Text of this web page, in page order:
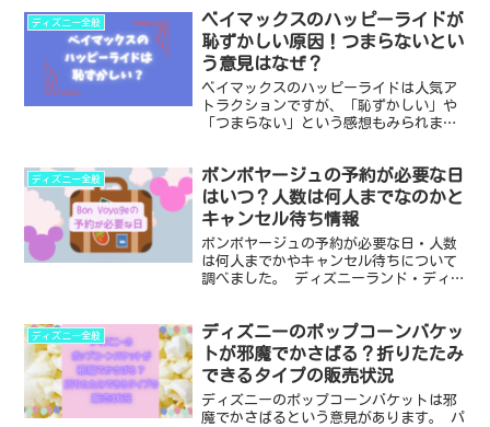
タウンにありそうなデザインなのがいい
ですね！ ・ドナルド...
ディズニー全般
ベイマックスのハッピーライドが
恥ずかしい原因！つまらないとい
う意見はなぜ？
ベイマックスのハッピーライドは人気ア
トラクションですが、「恥ずかしい」や
「つまらない」という感想もみられま
イドが恥ずかしい理由と克服法 ・アトラ
クションがつまらない...
ディズニー全般
ボンボヤージュの予約が必要な日
はいつ？人数は何人までなのかと
キャンセル待ち情報
ボンボヤージュの予約が必要な日・人数
は何人までかやキャンセル待ちについて
調べました。 ディズニーランド・ディズ
が、日によっては予約が必要な日があり
ます。 ・ボンボヤージュ...
ディズニー全般
ディズニーのポップコーンバケッ
トが邪魔でかさばる？折りたたみ
できるタイプの販売状況
ディズニーのポップコーンバケットは邪
魔でかさばるという意見があります。 パ